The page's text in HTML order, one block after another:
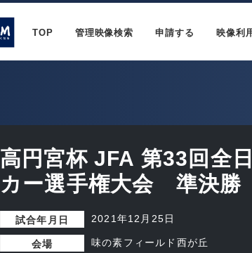
TOP 管理映像検索 申請する 映像利
高円宮杯 JFA 第33回全
カー選手権大会 準決勝
試合年月日 2021年12月25日
会場 味の素フィールド西が丘